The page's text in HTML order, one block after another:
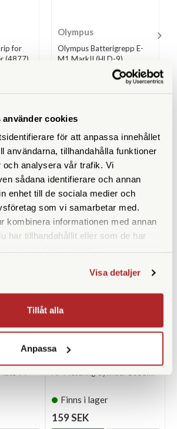
använder cookies
för att anpassa innehållet
användarna, tillhandahålla funktioner
och analysera vår trafik. Vi
sådana identifierare och annan
enhet till de sociala medier och
som vi samarbetar med.
kombinera informationen med annan
har tillhandahållit eller som de har
Visa detaljer
Tillåt alla
Anpassa
for
(4877)
MER
Olympus
Olympus Batterigrepp E-
M1 MarkII (HLD-9)
2.990 SEK
LÄS MER
KÖP
ÄVEN
AP
Finns i lager
159 SEK